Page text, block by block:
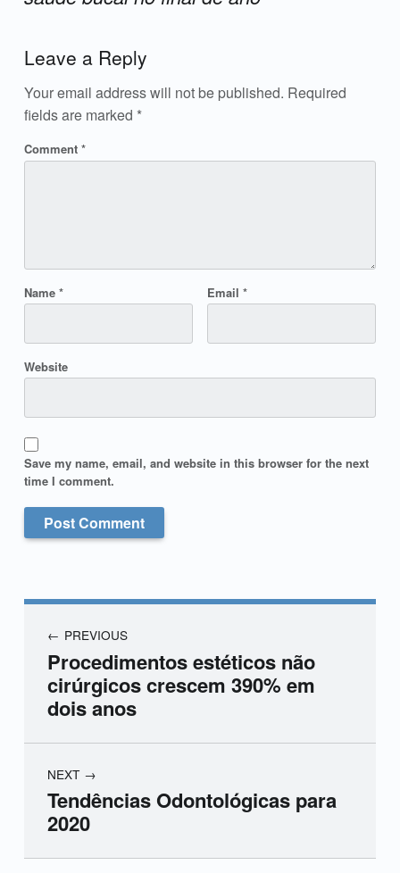
Leave a Reply
Your email address will not be published. Required
fields are marked *
Comment *
Name * Email *
Website
Save my name, email, and website in this browser for the next
time I comment.
PREVIOUS
Procedimentos estéticos não
cirúrgicos crescem 390% em
dois anos
NEXT
Tendências Odontológicas para
2020
Skip back to main navigation